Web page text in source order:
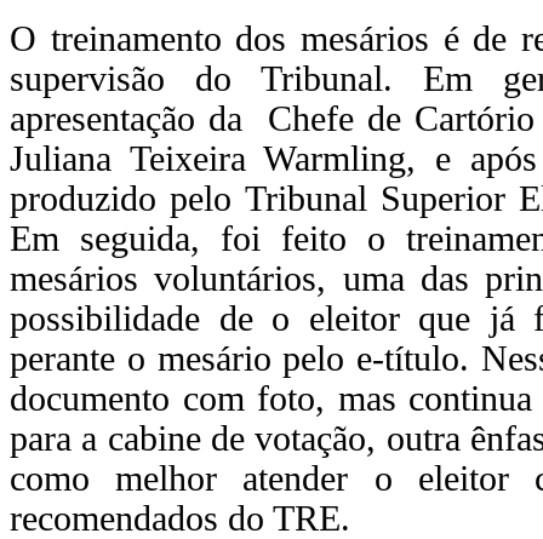
O treinamento dos mesários é de
supervisão do Tribunal. Em
apresentação da Chefe de
Juliana Teixeira Warmling, e
produzido pelo Tribunal Superior
Em seguida, foi feito o
mesários voluntários, uma das
possibilidade de o eleitor que já
perante o mesário pelo e-título.
documento com foto, mas
para a cabine de votação, outra
como melhor atender o eleitor
recomendados do TRE.